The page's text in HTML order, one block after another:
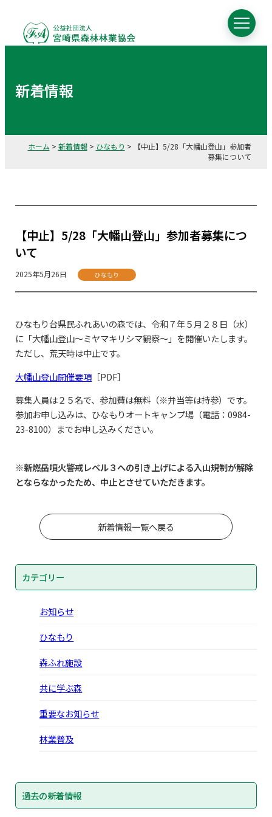
新着情報
ホーム > 新着情報> ひなもり >
【中止】5/28「大幡山登山」参加者
募集について
【中止】5/28「大幡山登山」参加者募集につ
いて
2025年5月26日 ひなもり
ひなもり台県民ふれあいの森では、令和７年５月２８日（水）
に「大幡山登山～ミヤマキリシマ観察～」を開催いたします。
ただし、荒天時は中止です。
大幡山登山開催要項［PDF］
募集人員は２５名で、参加費は無料（※弁当等は持参）です。
参加お申し込みは、ひなもりオートキャンプ場（電話：0984-
23-8100）までお申し込みください。
※新燃岳噴火警戒レベル３への引き上げによる入山規制が解除
とならなかったため、中止とさせていただきます。
新着情報一覧へ戻る
カテゴリー
お知らせ
ひなもり
森ふれ施設
共に学ぶ森
重要なお知らせ
林業普及
過去の新着情報